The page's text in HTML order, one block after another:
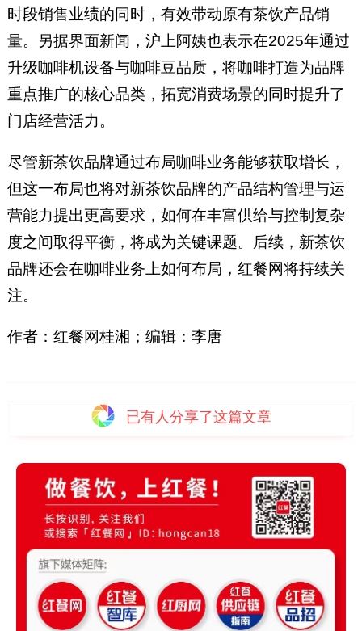
时段销售业绩的同时，有效带动原有茶饮产品销
量。另据界面新闻，沪上阿姨也表示在2025年通过
升级咖啡机设备与咖啡豆品质，将咖啡打造为品牌
重点推广的核心品类，拓宽消费场景的同时提升了
门店经营活力。
尽管新茶饮品牌通过布局咖啡业务能够获取增长，
但这一布局也将对新茶饮品牌的产品结构管理与运
营能力提出更高要求，如何在丰富供给与控制复杂
度之间取得平衡，将成为关键课题。后续，新茶饮
品牌还会在咖啡业务上如何布局，红餐网将持续关
注。
作者：红餐网桂湘；编辑：李唐
已有人分享了这篇文章